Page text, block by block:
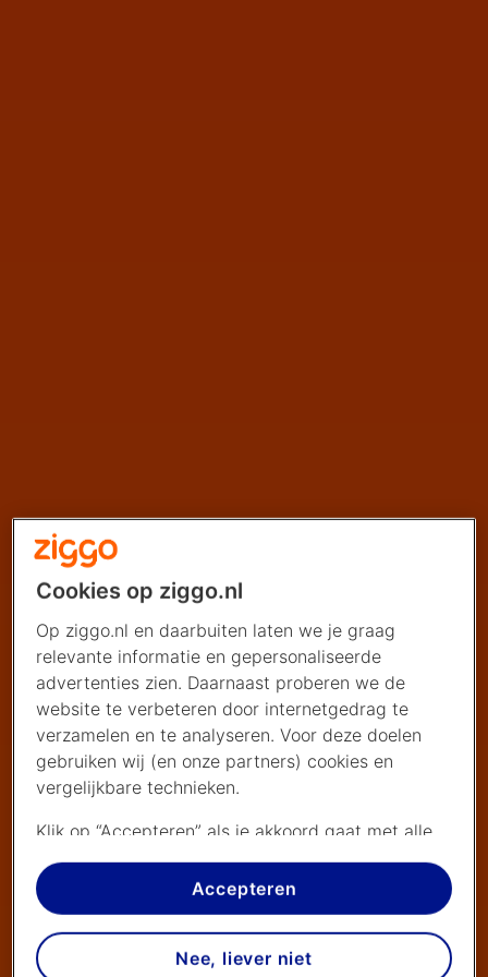
Cookies op ziggo.nl
Op ziggo.nl en daarbuiten laten we je graag
relevante informatie en gepersonaliseerde
advertenties zien. Daarnaast proberen we de
website te verbeteren door internetgedrag te
verzamelen en te analyseren. Voor deze doelen
gebruiken wij (en onze partners) cookies en
vergelijkbare technieken.
Klik op “Accepteren” als je akkoord gaat met alle
cookies. Kies je voor “Nee, liever niet”, dan
plaatsen we alleen strikt noodzakelijke cookies om
de website goed te laten werken. Dat betekent
dat we geen vormen van personalisatie
toepassen.
Accepteren
Nee, liever niet